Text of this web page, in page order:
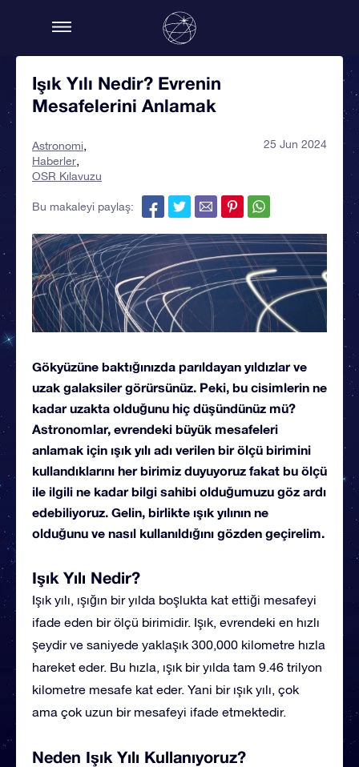
Işık Yılı Nedir? Evrenin
Mesafelerini Anlamak
Astronomi
Haberler
OSR Kılavuzu
25 Jun 2024
Bu makaleyi paylaş:
Gökyüzüne baktığınızda parıldayan yıldızlar ve
uzak galaksiler görürsünüz. Peki, bu cisimlerin ne
kadar uzakta olduğunu hiç düşündünüz mü?
Astronomlar, evrendeki büyük mesafeleri
anlamak için ışık yılı adı verilen bir ölçü birimini
kullandıklarını her birimiz duyuyoruz fakat bu ölçü
ile ilgili ne kadar bilgi sahibi olduğumuzu göz ardı
edebiliyoruz. Gelin, birlikte ışık yılının ne
olduğunu ve nasıl kullanıldığını gözden geçirelim.
Işık Yılı Nedir?
Işık yılı, ışığın bir yılda boşlukta kat ettiği mesafeyi
ifade eden bir ölçü birimidir. Işık, evrendeki en hızlı
şeydir ve saniyede yaklaşık 300,000 kilometre hızla
hareket eder. Bu hızla, ışık bir yılda tam 9.46 trilyon
kilometre mesafe kat eder. Yani bir ışık yılı, çok
ama çok uzun bir mesafeyi ifade etmektedir.
Neden Işık Yılı Kullanıyoruz?